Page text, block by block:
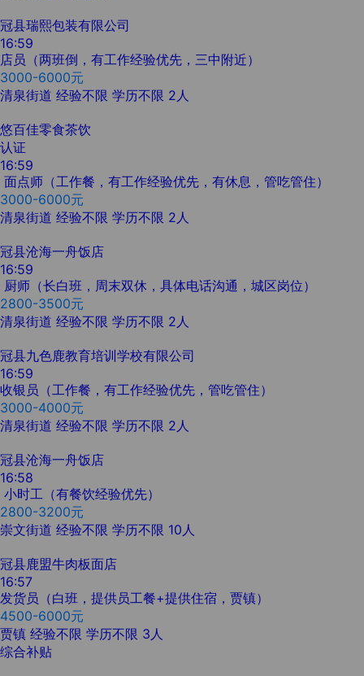
冠县瑞熙包装有限公司
16:59
店员（两班倒，有工作经验优先，三中附近）
3000-6000元
清泉街道 经验不限 学历不限 2人
悠百佳零食茶饮
认证
16:59
面点师（工作餐，有工作经验优先，有休息，管吃管住）
3000-6000元
清泉街道 经验不限 学历不限 2人
冠县沧海一舟饭店
16:59
厨师（长白班，周末双休，具体电话沟通，城区岗位）
2800-3500元
清泉街道 经验不限 学历不限 2人
冠县九色鹿教育培训学校有限公司
16:59
收银员（工作餐，有工作经验优先，管吃管住）
3000-4000元
清泉街道 经验不限 学历不限 2人
冠县沧海一舟饭店
16:58
小时工（有餐饮经验优先）
2800-3200元
崇文街道 经验不限 学历不限 10人
冠县鹿盟牛肉板面店
16:57
发货员（白班，提供员工餐+提供住宿，贾镇）
4500-6000元
贾镇 经验不限 学历不限 3人
综合补贴